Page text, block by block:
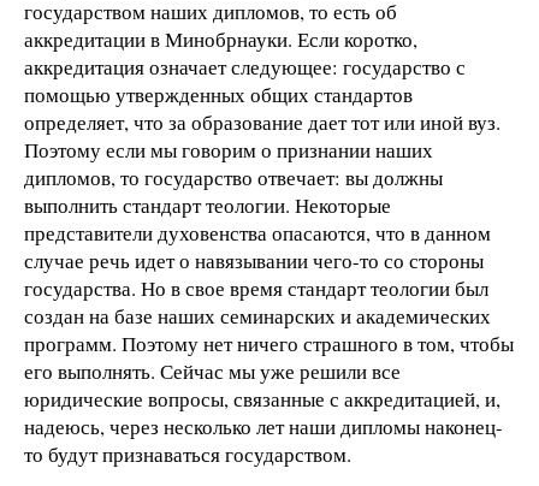
государством наших дипломов, то есть об
аккредитации в Минобрнауки. Если коротко,
аккредитация означает следующее: государство с
помощью утвержденных общих стандартов
определяет, что за образование дает тот или иной вуз.
Поэтому если мы говорим о признании наших
дипломов, то государство отвечает: вы должны
выполнить стандарт теологии. Некоторые
представители духовенства опасаются, что в данном
случае речь идет о навязывании чего-то со стороны
государства. Но в свое время стандарт теологии был
создан на базе наших семинарских и академических
программ. Поэтому нет ничего страшного в том, чтобы
его выполнять. Сейчас мы уже решили все
юридические вопросы, связанные с аккредитацией, и,
надеюсь, через несколько лет наши дипломы наконец-
то будут признаваться государством.